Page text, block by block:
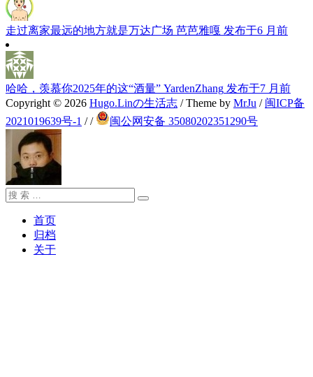
走过离家最远的地方就是万达广场 芭芭雅嘎 发布于6 月前
哈哈，羡慕你2025年的这“酒量” YardenZhang 发布于7 月前
Copyright © 2026 Hugo.Linの生活志 / Theme by MrJu / 闽ICP备
2021019639号-1 // 闽公网安备 35080202351290号
搜
搜
首页
归档
关于